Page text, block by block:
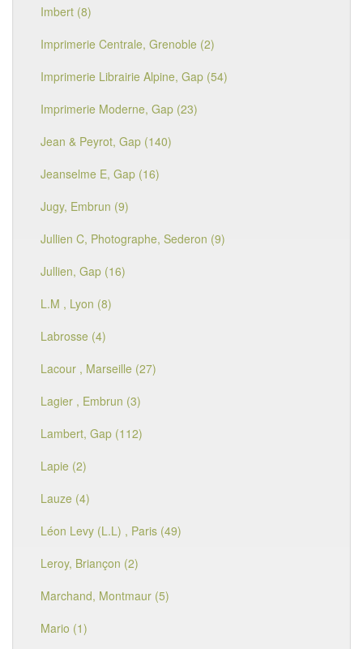
Imbert (8)
Imprimerie Centrale, Grenoble (2)
Imprimerie Librairie Alpine, Gap (54)
Imprimerie Moderne, Gap (23)
Jean & Peyrot, Gap (140)
Jeanselme E, Gap (16)
Jugy, Embrun (9)
Jullien C, Photographe, Sederon (9)
Jullien, Gap (16)
L.M , Lyon (8)
Labrosse (4)
Lacour , Marseille (27)
Lagier , Embrun (3)
Lambert, Gap (112)
Lapie (2)
Lauze (4)
Léon Levy (L.L) , Paris (49)
Leroy, Briançon (2)
Marchand, Montmaur (5)
Mario (1)